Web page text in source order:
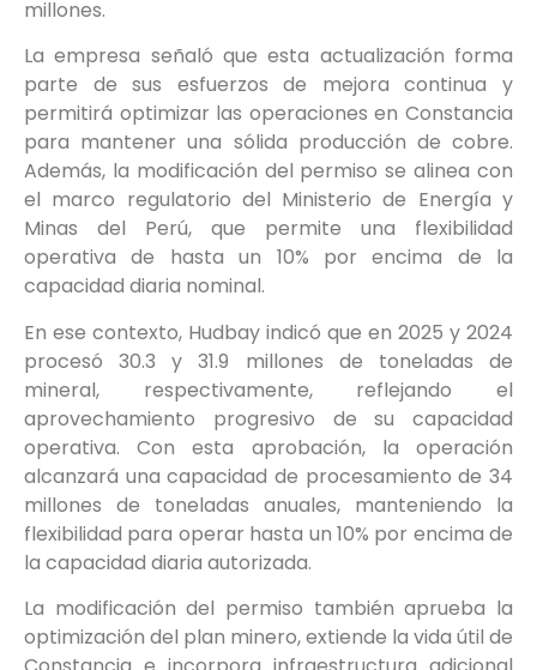
millones.
La empresa señaló que esta actualización forma
parte de sus esfuerzos de mejora continua y
permitirá optimizar las operaciones en Constancia
para mantener una sólida producción de cobre.
Además, la modificación del permiso se alinea con
el marco regulatorio del Ministerio de Energía y
Minas del Perú, que permite una flexibilidad
operativa de hasta un 10% por encima de la
capacidad diaria nominal.
En ese contexto, Hudbay indicó que en 2025 y 2024
procesó 30.3 y 31.9 millones de toneladas de
mineral, respectivamente, reflejando el
aprovechamiento progresivo de su capacidad
operativa. Con esta aprobación, la operación
alcanzará una capacidad de procesamiento de 34
millones de toneladas anuales, manteniendo la
flexibilidad para operar hasta un 10% por encima de
la capacidad diaria autorizada.
La modificación del permiso también aprueba la
optimización del plan minero, extiende la vida útil de